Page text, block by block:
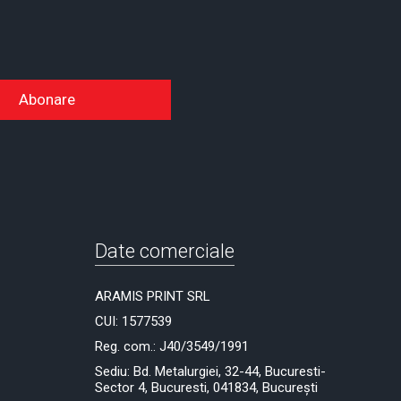
Abonare
Date comerciale
ARAMIS PRINT SRL
CUI: 1577539
Reg. com.: J40/3549/1991
Sediu: Bd. Metalurgiei, 32-44, Bucuresti-
Sector 4, Bucuresti, 041834, București